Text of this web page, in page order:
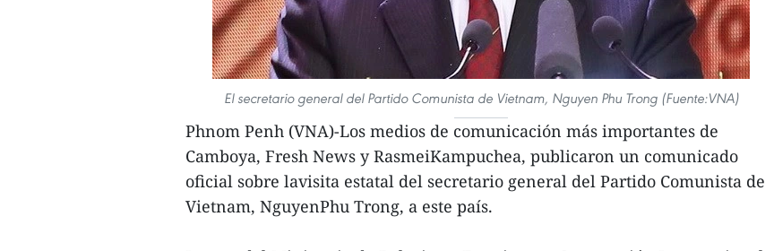
El secretario general del Partido Comunista de Vietnam, Nguyen Phu Trong (Fuente:VNA)
Phnom Penh (VNA)-Los medios de comunicación más importantes de
Camboya, Fresh News y RasmeiKampuchea, publicaron un comunicado
oficial sobre lavisita estatal del secretario general del Partido Comunista de
Vietnam, NguyenPhu Trong, a este país.